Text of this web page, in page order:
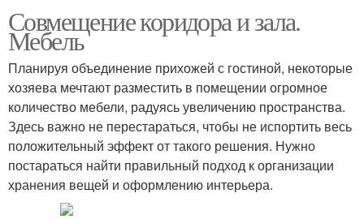
Совмещение коридора и зала.
Мебель
Планируя объединение прихожей с гостиной, некоторые
хозяева мечтают разместить в помещении огромное
количество мебели, радуясь увеличению пространства.
Здесь важно не перестараться, чтобы не испортить весь
положительный эффект от такого решения. Нужно
постараться найти правильный подход к организации
хранения вещей и оформлению интерьера.